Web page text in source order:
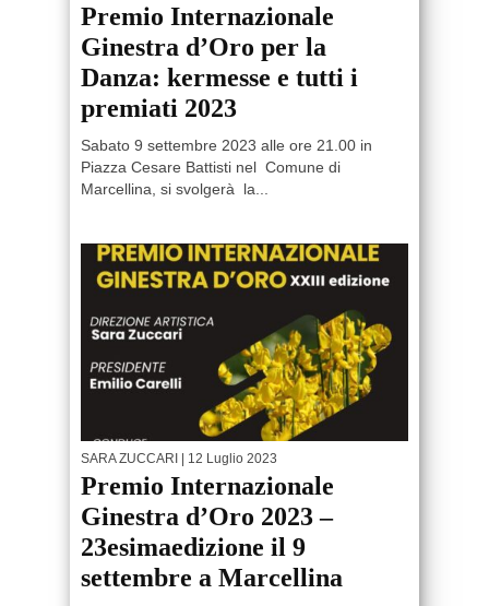
Premio Internazionale
Ginestra d’Oro per la
Danza: kermesse e tutti i
premiati 2023
Sabato 9 settembre 2023 alle ore 21.00 in
Piazza Cesare Battisti nel Comune di
Marcellina, si svolgerà la...
SARA ZUCCARI | 12 Luglio 2023
Premio Internazionale
Ginestra d’Oro 2023 –
23esimaedizione il 9
settembre a Marcellina